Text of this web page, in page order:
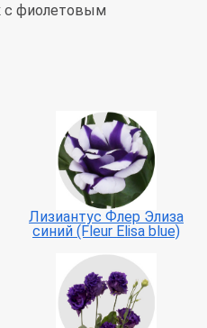
с фиолетовым
Лизиантус Флер Элиза
синий (Fleur Elisa blue)